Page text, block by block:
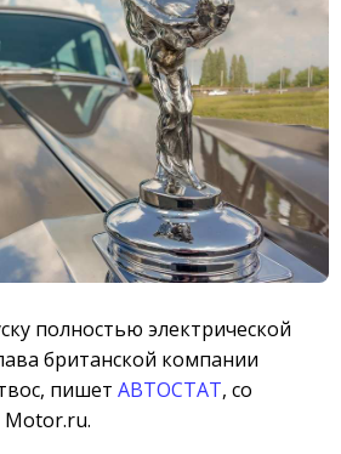
полностью электрической
британской компании
пишет АВТОСТАТ, со
Motor.ru.